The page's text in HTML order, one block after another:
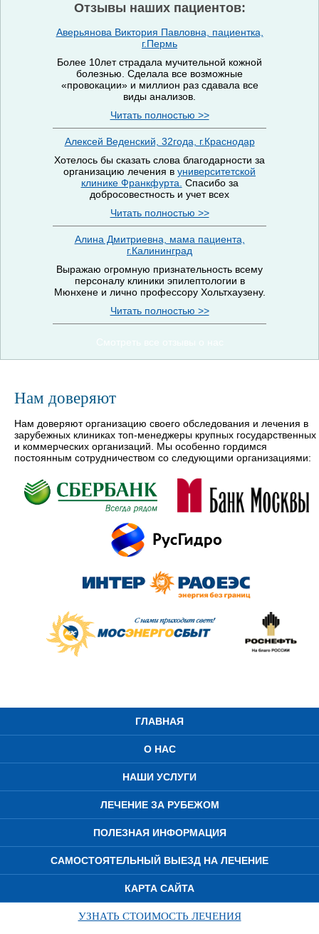
Отзывы наших пациентов:
Аверьянова Виктория Павловна, пациентка,
г.Пермь
Более 10лет страдала мучительной кожной
болезнью. Сделала все возможные
«провокации» и миллион раз сдавала все
виды анализов.
Читать полностью >>
Алексей Веденский, 32года, г.Краснодар
Хотелось бы сказать слова благодарности за
организацию лечения в университетской
клинике Франкфурта. Спасибо за
добросовестность и учет всех
Читать полностью >>
Алина Дмитриевна, мама пациента,
г.Калининград
Выражаю огромную признательность всему
персоналу клиники эпилептологии в
Мюнхене и лично профессору Хольтхаузену.
Читать полностью >>
Нам доверяют
Нам доверяют организацию своего обследования и лечения в
зарубежных клиниках топ-менеджеры крупных государственных
и коммерческих организаций. Мы особенно гордимся
постоянным сотрудничеством со следующими организациями:
ГЛАВНАЯ
О НАС
НАШИ УСЛУГИ
ЛЕЧЕНИЕ ЗА РУБЕЖОМ
ПОЛЕЗНАЯ ИНФОРМАЦИЯ
САМОСТОЯТЕЛЬНЫЙ ВЫЕЗД НА ЛЕЧЕНИЕ
КАРТА САЙТА
УЗНАТЬ СТОИМОСТЬ ЛЕЧЕНИЯ